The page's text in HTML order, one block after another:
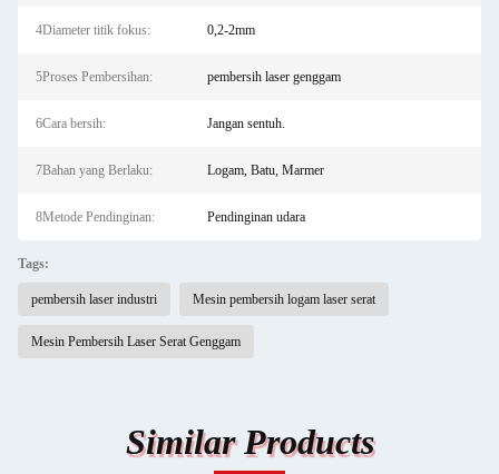
4Diameter titik fokus: 0,2-2mm
5Proses Pembersihan: pembersih laser genggam
6Cara bersih: Jangan sentuh.
7Bahan yang Berlaku: Logam, Batu, Marmer
8Metode Pendinginan: Pendinginan udara
Tags:
pembersih laser industri Mesin pembersih logam laser serat
Mesin Pembersih Laser Serat Genggam
Similar Products